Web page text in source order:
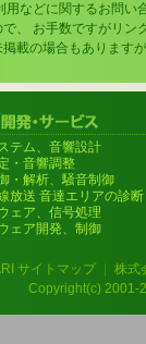
用などに関するお問い
、 お手数ですがリン
載の場合もあります
テム、音響設計
・音響調整
・解析、騒音制御
放送 音達エリアの診断
ェア、信号処理
ェア開発、制御
サイトマップ
株式
Copyright(c) 2001-